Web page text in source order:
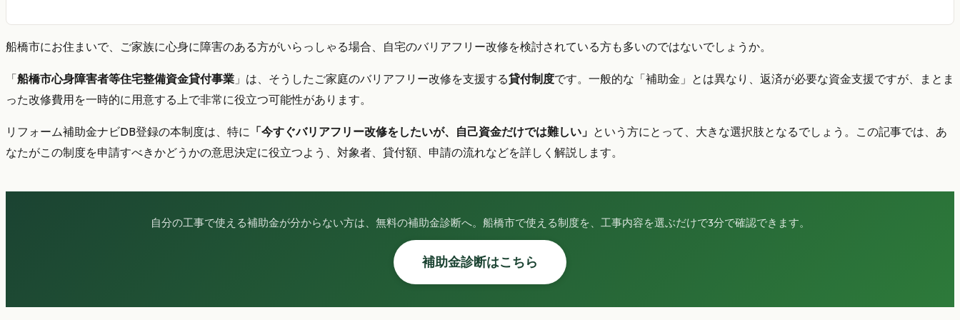
船橋市にお住まいで、ご家族に心身に障害のある方がいらっしゃる場合、自宅のバリアフリー改修を検討されている方も多いのではないでしょうか。
「船橋市心身障害者等住宅整備資金貸付事業 」は、そうしたご家庭のバリアフリー改修を支援する貸付制度です。一般的な「補助金」とは異なり、返済が必要な資金支援ですが、まとま
った改修費用を一時的に用意する上で非常に役立つ可能性があります。
リフォーム補助金ナビDB登録の本制度は、特に 「今すぐバリアフリー改修をしたいが、自己資金だけでは難しい」 という方にとって、大きな選択肢となるでしょう。この記事では、あ
なたがこの制度を申請すべきかどうかの意思決定に役立つよう、対象者、貸付額、申請の流れなどを詳しく解説します。
自分の工事で使える補助金が分からない方は、無料の補助金診断へ。船橋市で使える制度を、工事内容を選ぶだけで3分で確認できます。
補助金診断はこちら